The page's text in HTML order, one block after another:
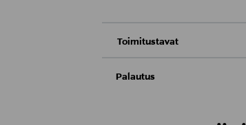
Toimitustavat
Palautus